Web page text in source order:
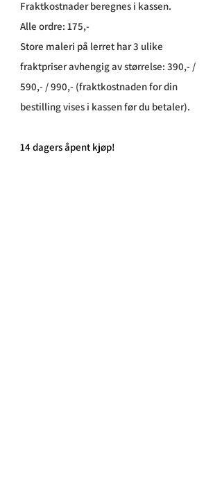
Fraktkostnader beregnes i kassen.
Alle ordre: 175,-
Store maleri på lerret har 3 ulike
fraktpriser avhengig av størrelse: 390,- /
590,- / 990,- (fraktkostnaden for din
bestilling vises i kassen før du betaler).
​14 dagers åpent kjøp!